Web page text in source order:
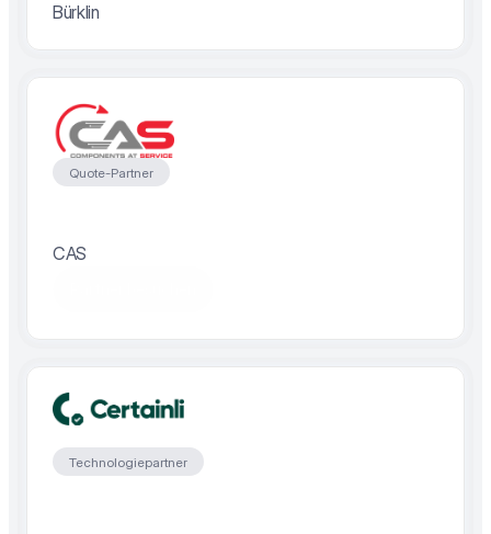
Bürklin
Quote-Partner
CAS
Technologiepartner